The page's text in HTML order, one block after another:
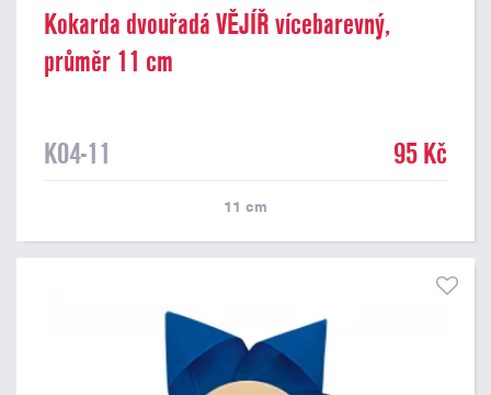
Kokarda dvouřadá VĚJÍŘ vícebarevný,
průměr 11 cm
K04-11 95 Kč
11 cm